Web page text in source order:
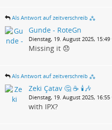
Als Antwort auf zeitverschreib ⁂
Gunde - RoteGn
Dienstag, 19. August 2025, 15:49
Missing it 😞
Als Antwort auf zeitverschreib ⁂
Zeki Çatav 🤔 ☕ 🕯️🎶
Dienstag, 19. August 2025, 16:55
with IPX?